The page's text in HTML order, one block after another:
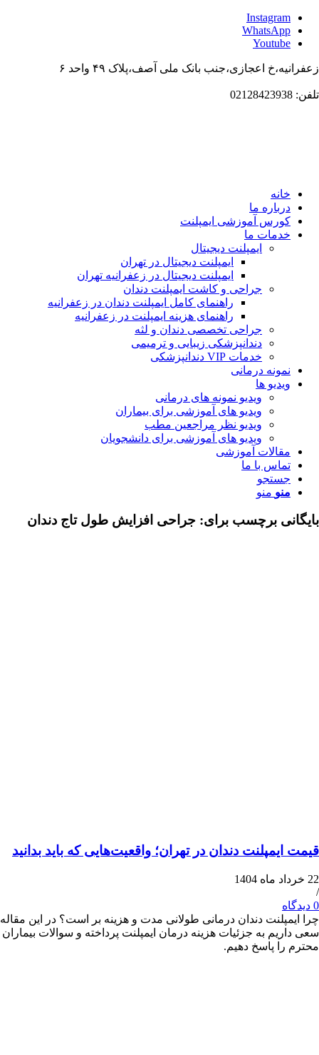
اعجازی،جنب بانک ملی آصف،پلاک ۴۹ واحد ۶
ما
آموزشی ایمپلنت
ما
ایمپلنت دیجیتال
ایمپلنت دیجیتال در تهران
ایمپلنت دیجیتال در زعفرانیه تهران
جراحی و کاشت ایمپلنت دندان
راهنمای کامل ایمپلنت دندان در زعفرانیه
راهنمای هزینه ایمپلنت در زعفرانیه
جراحی تخصصی دندان و لثه
دندانپزشکی زیبایی و ترمیمی
خدمات VIP دندانپزشکی
درمانی
ها
ویدیو نمونه های درمانی
ویدیو های آموزشی برای بیماران
ویدیو نظر مراجعین مطب
ویدیو های آموزشی برای دانشجویان
آموزشی
با ما
منو
برچسب برای: جراحی افزایش طول تاج دندان
دندان در تهران؛ واقعیت‌هایی که باید بدانید
دندان درمانی طولانی مدت و هزینه بر است؟ در این مقاله
به جزئیات هزینه درمان ایمپلنت پرداخته و سوالات بیماران
پاسخ دهیم.